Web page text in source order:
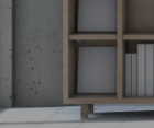
ABOUT
- 会社概要